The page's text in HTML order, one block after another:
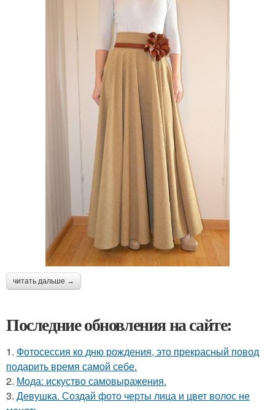
читать дальше →
Последние обновления на сайте:
1. Фотосессия ко дню рождения, это прекрасный повод
подарить время самой себе.
2. Мода: искуство самовыражения.
3. Девушка. Создай фото черты лица и цвет волос не